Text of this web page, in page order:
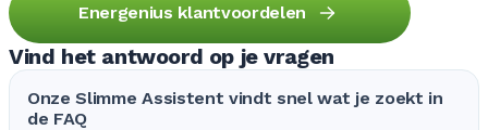
Energenius klantvoordelen
Vind het antwoord op je vragen
Onze Slimme Assistent vindt snel wat je zoekt in
de FAQ